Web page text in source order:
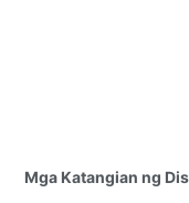
Mga Katangian ng